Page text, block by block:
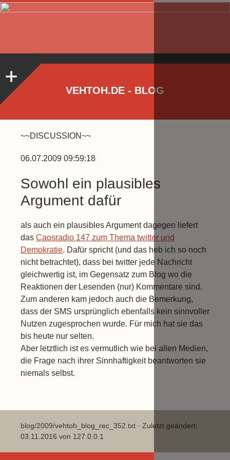
VEHTOH.DE - BLOG
~~DISCUSSION~~
06.07.2009 09:59:18
Sowohl ein plausibles
Argument dafür
als auch ein plausibles Argument dagegen liefert
das Caosradio 147 zum Thema twitter und
Demokratie. Dafür spricht (und das heb ich so noch
nicht betrachtet), dass bei twitter jede Nachricht
gleichwertig ist, im Gegensatz zum Blog wo die
Reaktionen der Lesenden (nur) Kommentare sind.
Zum anderen kam jedoch auch die Bemerkung,
dass der SMS ursprünglich ebenfalls kein sinnvoller
Nutzen zugesprochen wurde. Für mich hat sie das
bis heute nur selten.
Aber letztlich ist es vermutlich wie bei allen Medien,
die Frage nach ihrer Sinnhaftigkeit beantworten sie
niemals selbst.
blog/2009/vehtoh_blog_rec_352.txt · Zuletzt geändert:
03.11.2016 von 127.0.0.1